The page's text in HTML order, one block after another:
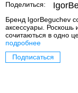
Поделиться:
Бренд IgorBeguchev
аксессуары. Роскошь
сочитаються в одно
подробнее
Подписаться